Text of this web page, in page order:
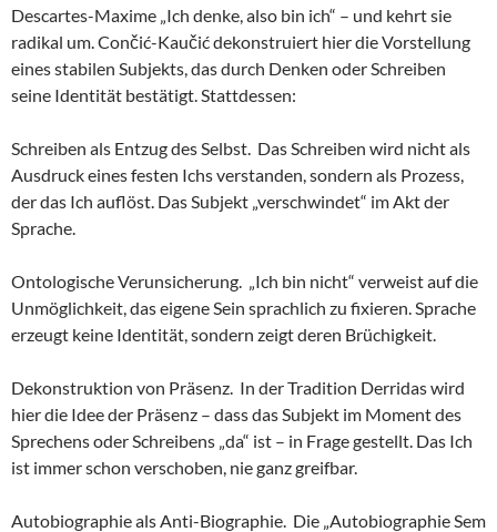
Descartes-Maxime „Ich denke, also bin ich“ – und kehrt sie
radikal um. Cončić-Kaučić dekonstruiert hier die Vorstellung
eines stabilen Subjekts, das durch Denken oder Schreiben
seine Identität bestätigt. Stattdessen:
Schreiben als Entzug des Selbst. Das Schreiben wird nicht als
Ausdruck eines festen Ichs verstanden, sondern als Prozess,
der das Ich auflöst. Das Subjekt „verschwindet“ im Akt der
Sprache.
Ontologische Verunsicherung. „Ich bin nicht“ verweist auf die
Unmöglichkeit, das eigene Sein sprachlich zu fixieren. Sprache
erzeugt keine Identität, sondern zeigt deren Brüchigkeit.
Dekonstruktion von Präsenz. In der Tradition Derridas wird
hier die Idee der Präsenz – dass das Subjekt im Moment des
Sprechens oder Schreibens „da“ ist – in Frage gestellt. Das Ich
ist immer schon verschoben, nie ganz greifbar.
Autobiographie als Anti-Biographie. Die „Autobiographie Sem